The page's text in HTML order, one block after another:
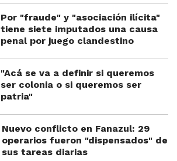
Por "fraude" y "asociación ilícita"
tiene siete imputados una causa
penal por juego clandestino
"Acá se va a definir si queremos
ser colonia o si queremos ser
patria"
Nuevo conflicto en Fanazul: 29
operarios fueron "dispensados" de
sus tareas diarias